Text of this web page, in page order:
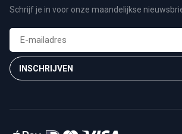
Schrijf je in voor onze maandelijkse
E-
mailadres
(Vereist)